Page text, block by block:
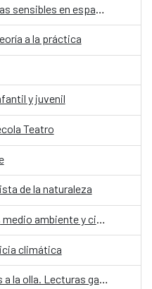
a la práctica
y juvenil
Teatro
de la naturaleza
Mesa redonda: Alimentación, medio ambiente y ciudadanía
climática
Sartalasarta presenta: Libros a la olla. Lecturas gastronómicas a domicilio